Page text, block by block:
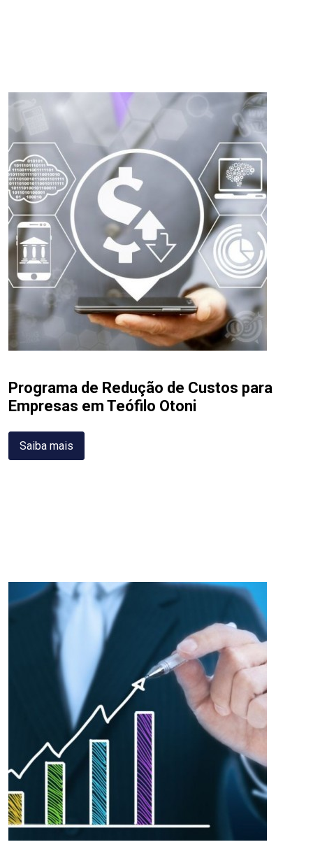
Programa de Redução de Custos para
Empresas em Teófilo Otoni
Saiba mais